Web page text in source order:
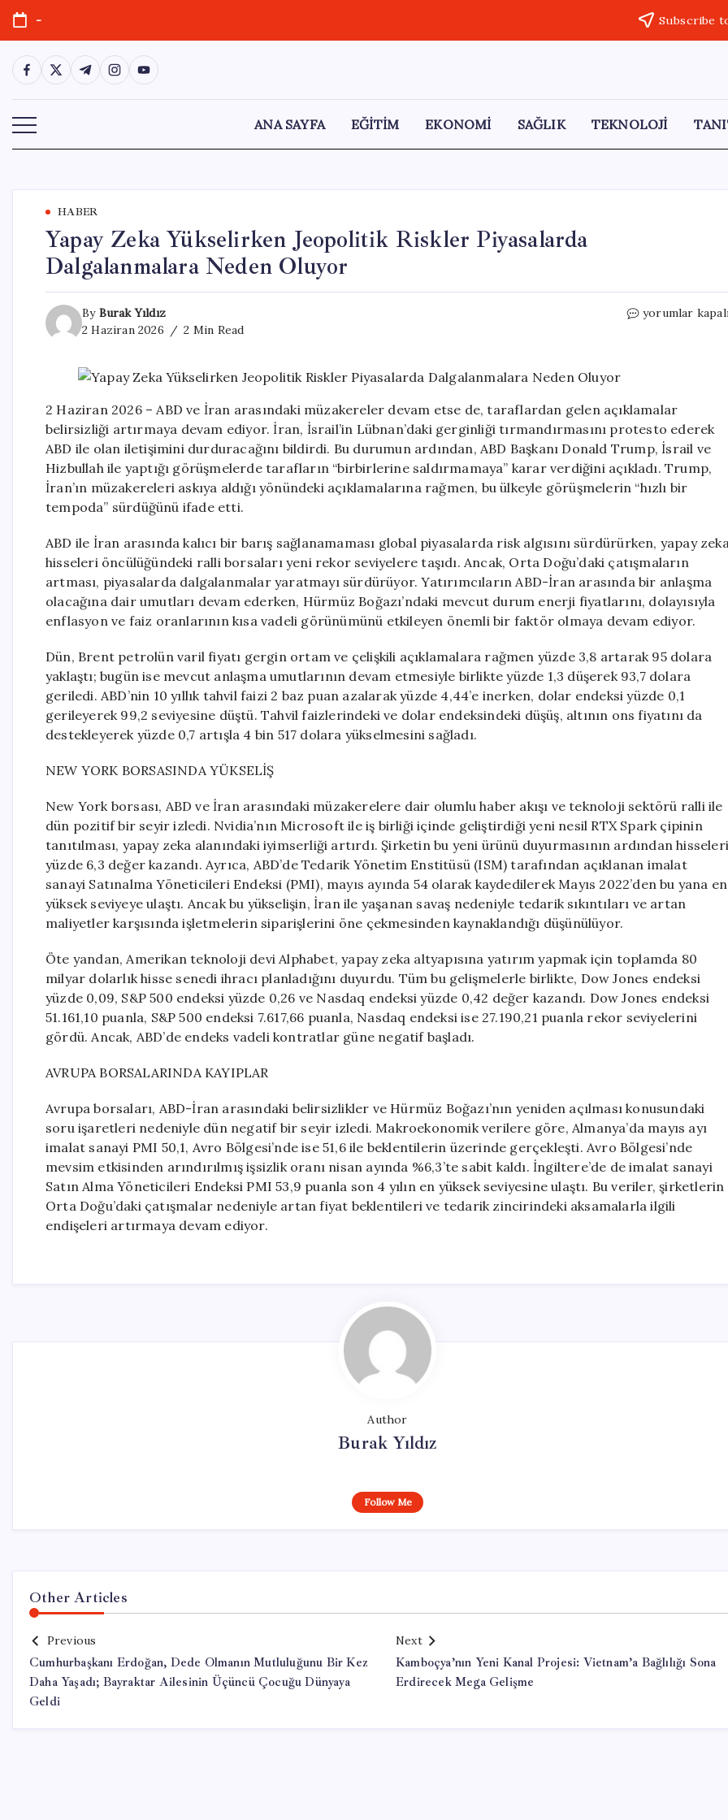
Skip
content
- Subscribe
https://www.facebook.com/
https://twitter.com/
https://t.me/
https://www.instagram.com/
https://youtube.com/
ANA SAYFA EĞİTİM EKONOMİ SAĞLIK TEKNOLOJİ
HABER
Yapay Zeka Yükselirken Jeopolitik Riskler Piyasalarda
Dalgalanmalara Neden Oluyor
By Burak Yıldız
2 Haziran 2026
2 Min Read
Yapay
Dalgalanmalara
Neden
Oluyor
için
yorumlar
2 Haziran 2026 – ABD ve İran arasındaki müzakereler devam etse de, taraflardan gelen açıklamalar
belirsizliği artırmaya devam ediyor. İran, İsrail’in Lübnan’daki gerginliği tırmandırmasını protesto ederek
ABD ile olan iletişimini durduracağını bildirdi. Bu durumun ardından, ABD Başkanı Donald Trump, İsrail ve
Hizbullah ile yaptığı görüşmelerde tarafların “birbirlerine saldırmamaya” karar verdiğini açıkladı. Trump,
İran’ın müzakereleri askıya aldığı yönündeki açıklamalarına rağmen, bu ülkeyle görüşmelerin “hızlı bir
tempoda” sürdüğünü ifade etti.
ABD ile İran arasında kalıcı bir barış sağlanamaması global piyasalarda risk algısını sürdürürken, yapay
hisseleri öncülüğündeki ralli borsaları yeni rekor seviyelere taşıdı. Ancak, Orta Doğu’daki çatışmaların
artması, piyasalarda dalgalanmalar yaratmayı sürdürüyor. Yatırımcıların ABD-İran arasında bir anlaşma
olacağına dair umutları devam ederken, Hürmüz Boğazı’ndaki mevcut durum enerji fiyatlarını, dolayısıyla
enflasyon ve faiz oranlarının kısa vadeli görünümünü etkileyen önemli bir faktör olmaya devam ediyor.
Dün, Brent petrolün varil fiyatı gergin ortam ve çelişkili açıklamalara rağmen yüzde 3,8 artarak 95 dolara
yaklaştı; bugün ise mevcut anlaşma umutlarının devam etmesiyle birlikte yüzde 1,3 düşerek 93,7 dolara
geriledi. ABD’nin 10 yıllık tahvil faizi 2 baz puan azalarak yüzde 4,44’e inerken, dolar endeksi yüzde 0,1
gerileyerek 99,2 seviyesine düştü. Tahvil faizlerindeki ve dolar endeksindeki düşüş, altının ons fiyatını da
destekleyerek yüzde 0,7 artışla 4 bin 517 dolara yükselmesini sağladı.
NEW YORK BORSASINDA YÜKSELİŞ
New York borsası, ABD ve İran arasındaki müzakerelere dair olumlu haber akışı ve teknoloji sektörü ralli ile
dün pozitif bir seyir izledi. Nvidia’nın Microsoft ile iş birliği içinde geliştirdiği yeni nesil RTX Spark çipinin
tanıtılması, yapay zeka alanındaki iyimserliği artırdı. Şirketin bu yeni ürünü duyurmasının ardından hisseleri
yüzde 6,3 değer kazandı. Ayrıca, ABD’de Tedarik Yönetim Enstitüsü (ISM) tarafından açıklanan imalat
sanayi Satınalma Yöneticileri Endeksi (PMI), mayıs ayında 54 olarak kaydedilerek Mayıs 2022’den bu yana en
yüksek seviyeye ulaştı. Ancak bu yükselişin, İran ile yaşanan savaş nedeniyle tedarik sıkıntıları ve artan
maliyetler karşısında işletmelerin siparişlerini öne çekmesinden kaynaklandığı düşünülüyor.
Öte yandan, Amerikan teknoloji devi Alphabet, yapay zeka altyapısına yatırım yapmak için toplamda 80
milyar dolarlık hisse senedi ihracı planladığını duyurdu. Tüm bu gelişmelerle birlikte, Dow Jones endeksi
yüzde 0,09, S&P 500 endeksi yüzde 0,26 ve Nasdaq endeksi yüzde 0,42 değer kazandı. Dow Jones endeksi
51.161,10 puanla, S&P 500 endeksi 7.617,66 puanla, Nasdaq endeksi ise 27.190,21 puanla rekor seviyelerini
gördü. Ancak, ABD’de endeks vadeli kontratlar güne negatif başladı.
AVRUPA BORSALARINDA KAYIPLAR
Avrupa borsaları, ABD-İran arasındaki belirsizlikler ve Hürmüz Boğazı’nın yeniden açılması konusundaki
soru işaretleri nedeniyle dün negatif bir seyir izledi. Makroekonomik verilere göre, Almanya’da mayıs ayı
imalat sanayi PMI 50,1, Avro Bölgesi’nde ise 51,6 ile beklentilerin üzerinde gerçekleşti. Avro Bölgesi’nde
mevsim etkisinden arındırılmış işsizlik oranı nisan ayında %6,3’te sabit kaldı. İngiltere’de de imalat sanayi
Satın Alma Yöneticileri Endeksi PMI 53,9 puanla son 4 yılın en yüksek seviyesine ulaştı. Bu veriler, şirketlerin
Orta Doğu’daki çatışmalar nedeniyle artan fiyat beklentileri ve tedarik zincirindeki aksamalarla ilgili
endişeleri artırmaya devam ediyor.
Author
Burak Yıldız
Follow Me
Other Articles
Previous
Cumhurbaşkanı Erdoğan, Dede Olmanın Mutluluğunu Bir Kez
Daha Yaşadı; Bayraktar Ailesinin Üçüncü Çocuğu Dünyaya
Geldi
Next
Kamboçya’nın Yeni Kanal Projesi: Vietnam’a Bağlılığı Sona
Erdirecek Mega Gelişme